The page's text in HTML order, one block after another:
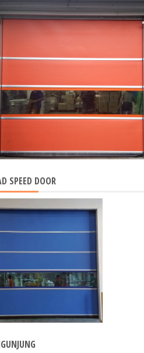
SPEED DOOR